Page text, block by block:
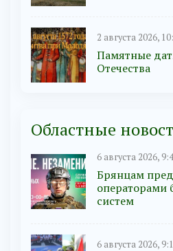
2 августа 2026,
Памятные
Отечества
Областные
6 августа 2026,
Брянцам
оперaтoрами
систeм
6 августа 2026,